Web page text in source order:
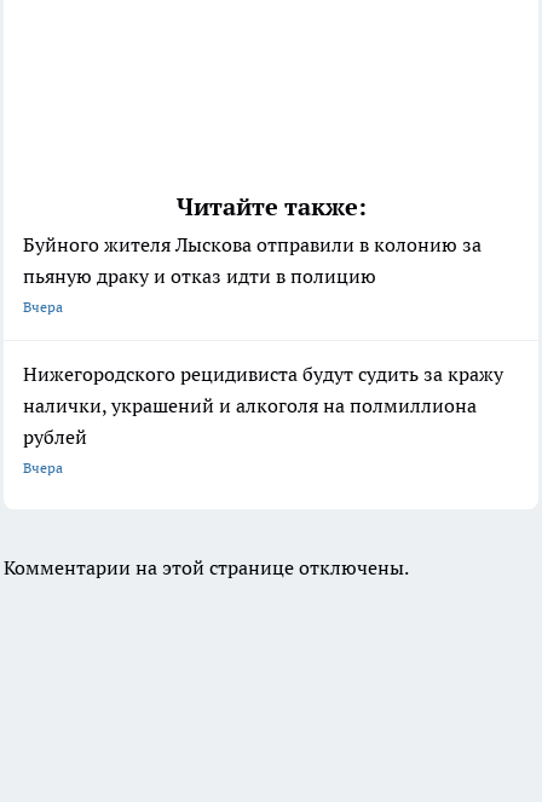
Читайте также:
Буйного жителя Лыскова отправили в колонию за
пьяную драку и отказ идти в полицию
Вчера
Нижегородского рецидивиста будут судить за кражу
налички, украшений и алкоголя на полмиллиона
рублей
Вчера
Комментарии на этой странице отключены.